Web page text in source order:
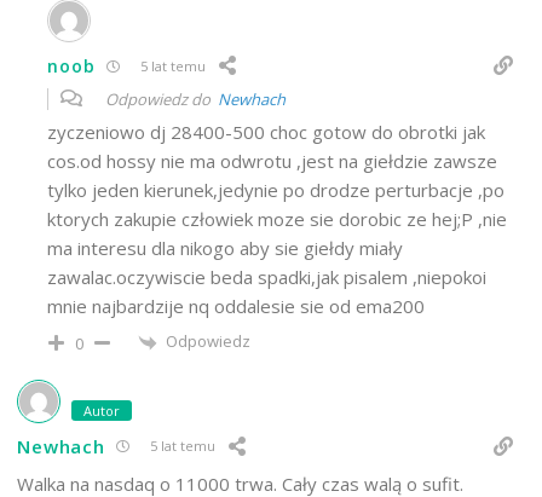
noob 5 lat temu
Odpowiedz do Newhach
zyczeniowo dj 28400-500 choc gotow do obrotki jak
cos.od hossy nie ma odwrotu ,jest na giełdzie zawsze
tylko jeden kierunek,jedynie po drodze perturbacje ,po
ktorych zakupie człowiek moze sie dorobic ze hej;P ,nie
ma interesu dla nikogo aby sie giełdy miały
zawalac.oczywiscie beda spadki,jak pisalem ,niepokoi
mnie najbardzije nq oddalesie sie od ema200
0 Odpowiedz
Autor
Newhach 5 lat temu
Walka na nasdaq o 11000 trwa. Cały czas walą o sufit.